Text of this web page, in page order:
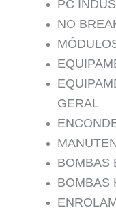
PC
NO
GERAL
BOMBAS
BOMBAS